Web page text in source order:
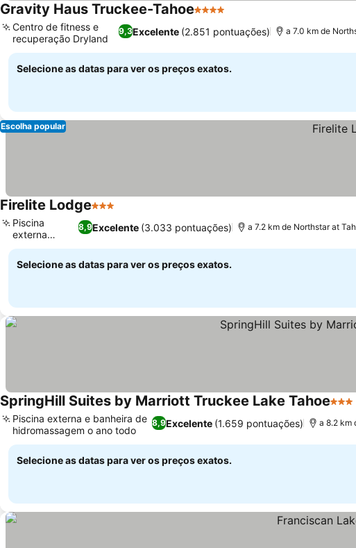
Gravity Haus Truckee-Tahoe4 Estrelas
9,3Excelente (2.851 pontuações)
Centro de fitness e
recuperação Dryland
a 7.0 km de
Selecione as datas para ver os preços exatos.
Escolha popular
Firelite Lodge3 Estrelas
8,9Excelente (3.033 pontuações)
Piscina
externa
sazonal
a 7.2 km de Northstar at
Selecione as datas para ver os preços exatos.
SpringHill Suites by Marriott Truckee Lake Tahoe3
8,9Excelente (1.659 pontuações)
Piscina externa e banheira de
hidromassagem o ano todo
a 8.2 km
Selecione as datas para ver os preços exatos.